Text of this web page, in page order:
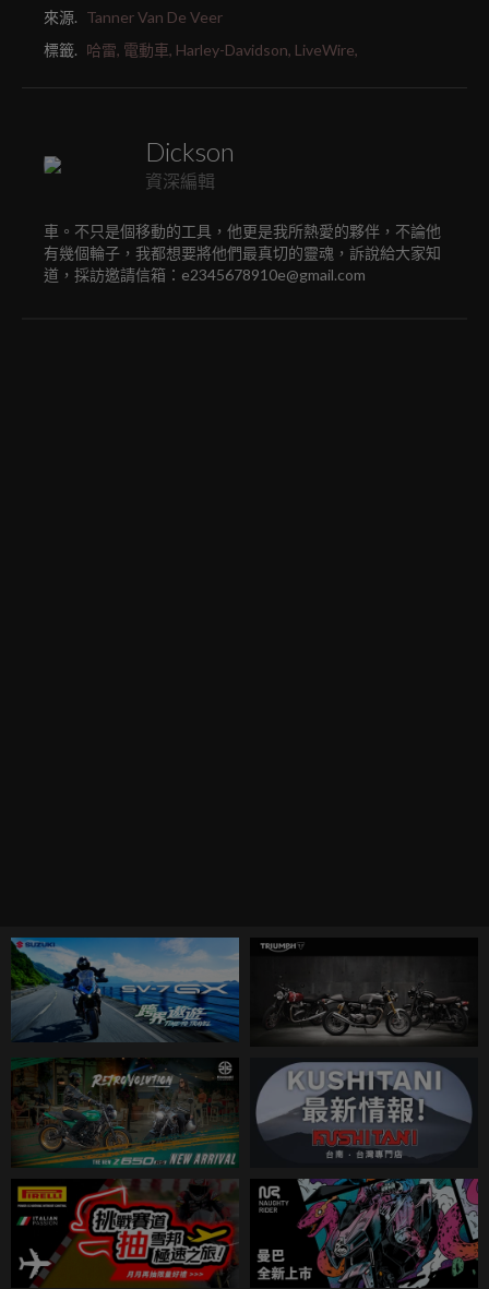
來源. Tanner Van De Veer
標籤. 哈雷, 電動車, Harley-Davidson, LiveWire,
Dickson
資深編輯
車。不只是個移動的工具，他更是我所熱愛的夥伴，不論他
有幾個輪子，我都想要將他們最真切的靈魂，訴說給大家知
道，採訪邀請信箱：e2345678910e@gmail.com